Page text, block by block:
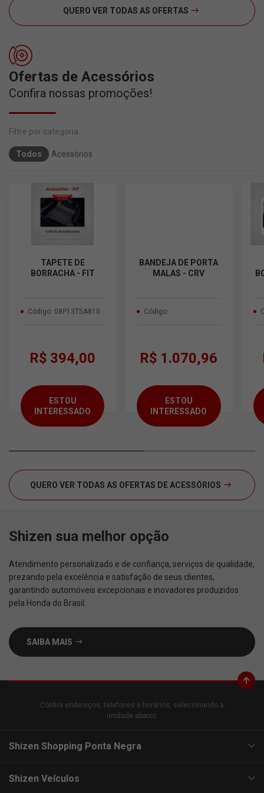
QUERO VER TODAS AS OFERTAS
Ofertas de Acessórios
Confira nossas promoções!
Todos Acessórios
TAPETE DE
BORRACHA - FIT
Código: 08P13T5A810
R$ 394,00
ESTOU
INTERESSADO
BANDEJA DE PORTA
MALAS - CRV
Código:
R$ 1.070,96
ESTOU
INTERESSADO
QUERO VER TODAS AS OFERTAS DE ACESSÓRIOS
Shizen sua melhor opção
Atendimento personalizado e de confiança, serviços de qualidade,
prezando pela excelência e satisfação de seus clientes,
garantindo automóveis excepcionais e inovadores produzidos
pela Honda do Brasil.
SAIBA MAIS
Confira endereços, telefones e horários, selecionando a
unidade abaixo:
Shizen Shopping Ponta Negra
Shizen Veículos